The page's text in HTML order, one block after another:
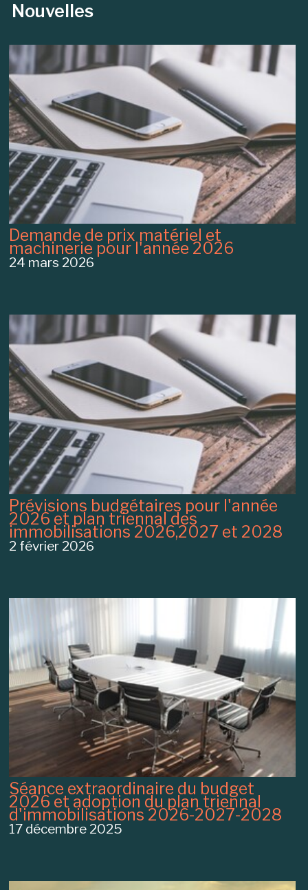
Nouvelles
Demande de prix matériel et
machinerie pour l'année 2026
24 mars 2026
Prévisions budgétaires pour l'année
2026 et plan triennal des
immobilisations 2026,2027 et 2028
2 février 2026
Séance extraordinaire du budget
2026 et adoption du plan triennal
d'immobilisations 2026-2027-2028
17 décembre 2025